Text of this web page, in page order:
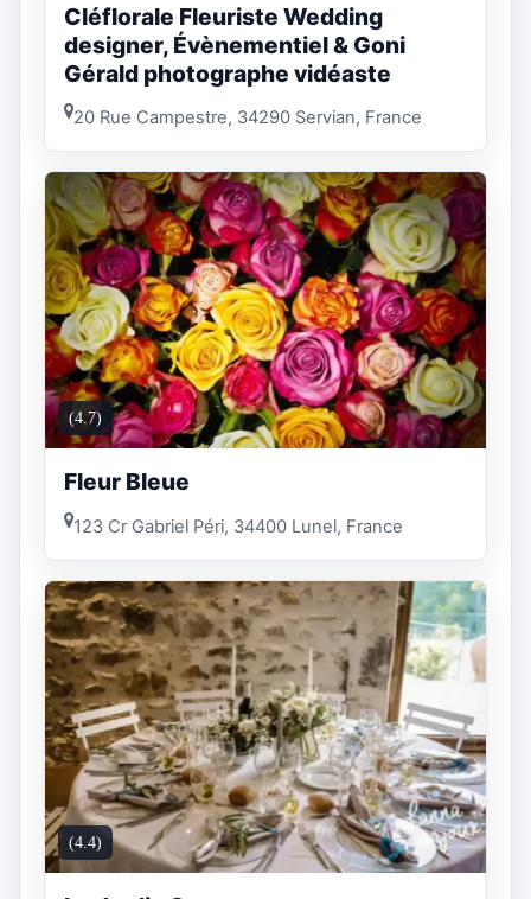
Cléflorale Fleuriste Wedding
designer, Évènementiel & Goni
Gérald photographe vidéaste
20 Rue Campestre, 34290 Servian, France
(4.7)
Fleur Bleue
123 Cr Gabriel Péri, 34400 Lunel, France
(4.4)